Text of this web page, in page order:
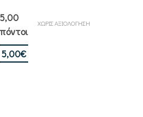
ΧΩΡΙΣ ΑΞΙΟΛΟΓΗΣΗ
5,00
πόντοι
5,00€